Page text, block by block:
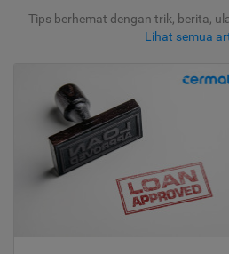
Tips berhemat dengan trik, berita,
Lihat semua